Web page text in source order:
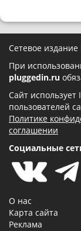
Сетевое издание
При
pluggedin.ru
Сайт
пользователей
Политике
соглашении
Социальные
О нас
Карта сайта
Реклама